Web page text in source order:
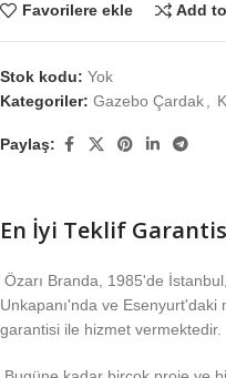
Favorilere ekle Add
Stok kodu: Yok
Kategoriler: Gazebo Çardak
Paylaş:
En İyi Teklif
Özarı Branda, 1985'de
Unkapanı'nda ve
garantisi ile hizmet vermektedir.